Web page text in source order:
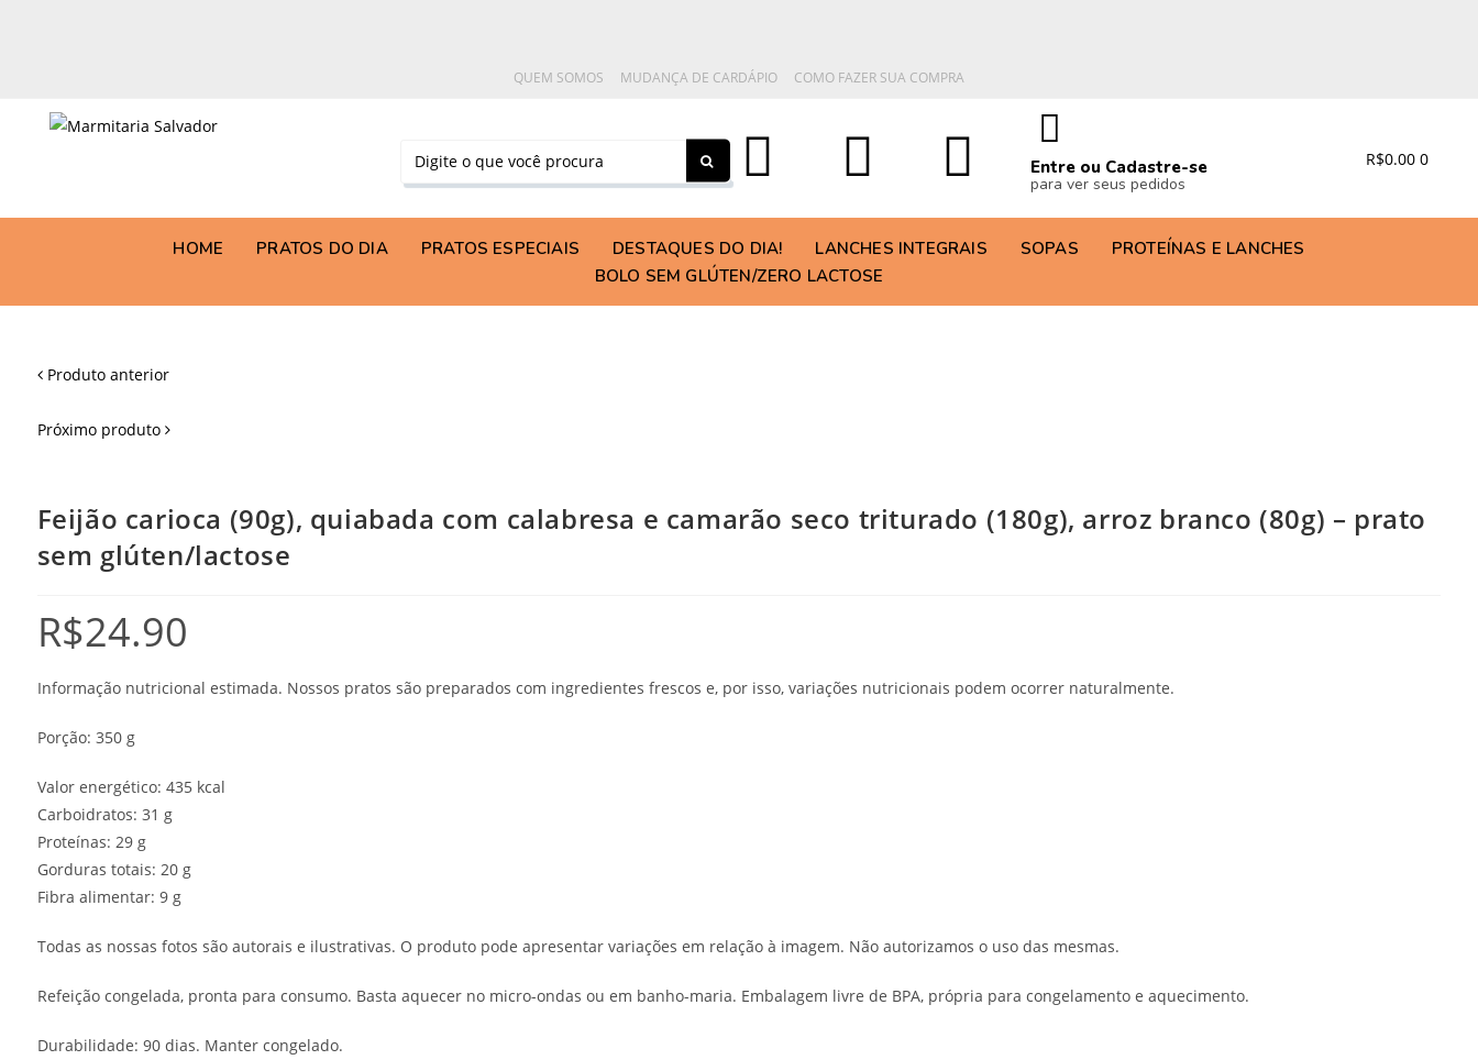
QUEM SOMOS MUDANÇA DE CARDÁPIO COMO FAZER SUA COMPRA
Entre ou Cadastre-se
para ver seus pedidos
R$0.00 0
HOME PRATOS DO DIA PRATOS ESPECIAIS DESTAQUES DO DIA! LANCHES INTEGRAIS SOPAS
PROTEÍNAS E LANCHES
BOLO SEM GLÚTEN/ZERO LACTOSE
Produto anterior
Próximo produto
Feijão carioca (90g), quiabada com calabresa e camarão seco triturado (180g), arroz branco (80g) – prato
sem glúten/lactose
R$24.90
Informação nutricional estimada. Nossos pratos são preparados com ingredientes frescos e, por isso, variações nutricionais podem ocorrer naturalmente.
Porção: 350 g
Valor energético: 435 kcal
Carboidratos: 31 g
Proteínas: 29 g
Gorduras totais: 20 g
Fibra alimentar: 9 g
Todas as nossas fotos são autorais e ilustrativas. O produto pode apresentar variações em relação à imagem. Não autorizamos o uso das mesmas.
Refeição congelada, pronta para consumo. Basta aquecer no micro-ondas ou em banho-maria. Embalagem livre de BPA, própria para congelamento e aquecimento.
Durabilidade: 90 dias. Manter congelado.